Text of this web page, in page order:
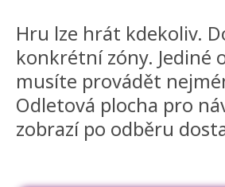
Hru lze hrát kdekoliv.
konkrétní zóny. Jediné
musíte provádět
Odletová plocha pro
zobrazí po odběru